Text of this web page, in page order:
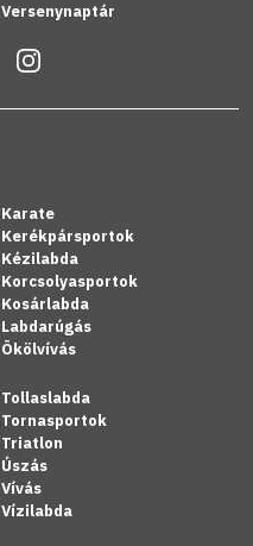
Versenynaptár
Karate
Kerékpársportok
Kézilabda
Korcsolyasportok
Kosárlabda
Labdarúgás
Ökölvívás
Tollaslabda
Tornasportok
Triatlon
Úszás
Vívás
Vízilabda